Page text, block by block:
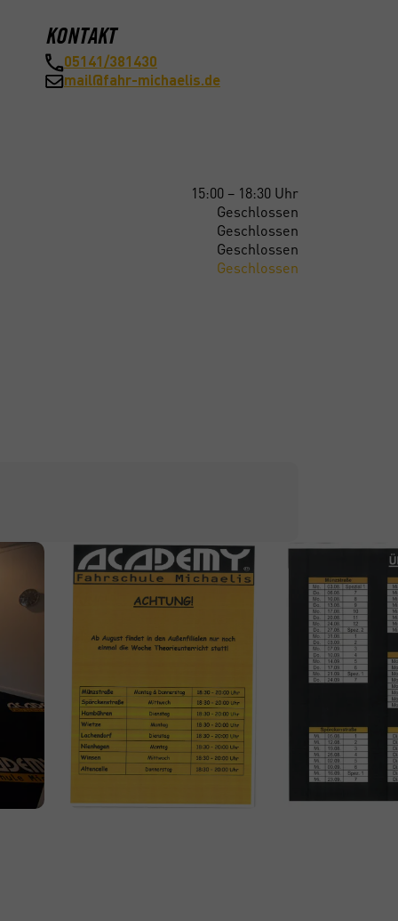
15:00 – 18:30 Uhr
Geschlossen
Geschlossen
Geschlossen
Geschlossen
KONTAKT
05141/381430
mail@fahr-michaelis.de